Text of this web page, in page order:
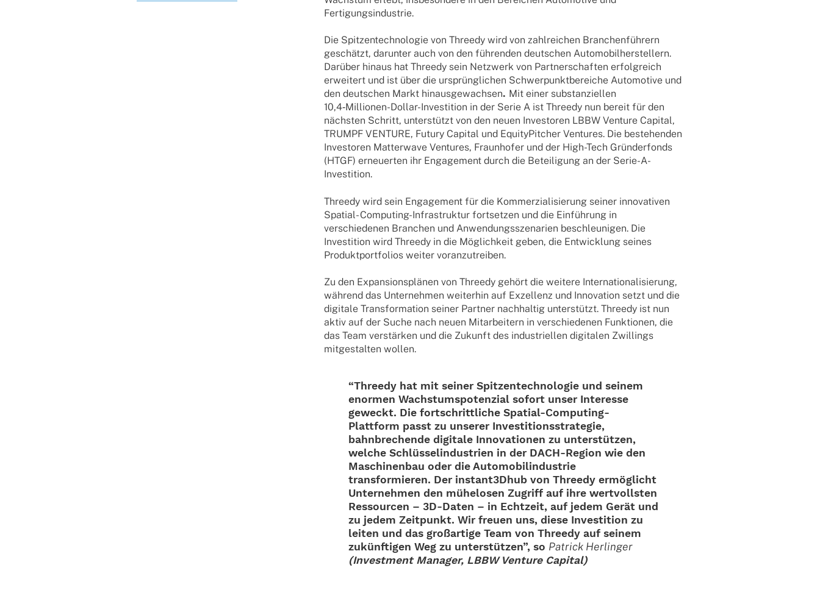
Fertigungsindustrie.
Die Spit­zen­tech­no­lo­gie von Threedy wird von zahl­rei­chen Bran­chen­füh­rern
geschätzt, darun­ter auch von den führen­den deut­schen Auto­mo­bil­her­stel­lern.
Darüber hinaus hat Threedy sein Netz­werk von Part­ner­schaf­ten erfolg­reich
erwei­tert und ist über die ursprüng­li­chen Schwer­punkt­be­rei­che Auto­mo­tive und
den deut­schen Markt hinaus­ge­wach­sen. Mit einer substan­zi­el­len
10,4‑Millionen-Dollar-Investition in der Serie A ist Threedy nun bereit für den
nächs­ten Schritt, unter­stützt von den neuen Inves­to­ren LBBW Venture Capi­tal,
TRUMPF VENTURE, Futury Capi­tal und Equi­ty­Pit­cher Ventures. Die bestehen­den
Inves­to­ren Matter­wave Ventures, Fraun­ho­fer und der High-Tech Grün­der­fonds
(HTGF) erneu­er­ten ihr Enga­ge­ment durch die Betei­li­gung an der Serie-A-
Investition.
Threedy wird sein Enga­ge­ment für die Kommer­zia­li­sie­rung seiner inno­va­ti­ven
Spatial- Compu­­ting-Infra­­struk­­tur fort­set­zen und die Einfüh­rung in
verschie­de­nen Bran­chen und Anwen­dungs­sze­na­rien beschleu­ni­gen. Die
Inves­ti­tion wird Threedy in die Möglich­keit geben, die Entwick­lung seines
Produkt­port­fo­lios weiter voranzutreiben.
Zu den Expan­si­ons­plä­nen von Threedy gehört die weitere Inter­na­tio­na­li­sie­rung,
während das Unter­neh­men weiter­hin auf Exzel­lenz und Inno­va­tion setzt und die
digi­tale Trans­for­ma­tion seiner Part­ner nach­hal­tig unter­stützt. Threedy ist nun
aktiv auf der Suche nach neuen Mitar­bei­tern in verschie­de­nen Funk­tio­nen, die
das Team verstär­ken und die Zukunft des indus­tri­el­len digi­ta­len Zwil­lings
mitge­stal­ten wollen.
“Threedy hat mit seiner Spit­zen­tech­no­lo­gie und seinem
enor­men Wachs­tums­po­ten­zial sofort unser Inter­esse
geweckt. Die fort­schritt­li­che Spatial-Compu­­ting-
Plat­t­­form passt zu unse­rer Inves­ti­ti­ons­stra­te­gie,
bahn­bre­chende digi­tale Inno­va­tio­nen zu unter­stüt­zen,
welche Schlüs­sel­in­dus­trien in der DACH-Region wie den
Maschi­nen­bau oder die Auto­mo­bil­in­dus­trie
trans­for­mie­ren. Der instant3Dhub von Threedy ermög­licht
Unter­neh­men den mühe­lo­sen Zugriff auf ihre wert­volls­ten
Ressour­cen – 3D-Daten – in Echt­zeit, auf jedem Gerät und
zu jedem Zeit­punkt. Wir freuen uns, diese Inves­ti­tion zu
leiten und das groß­ar­tige Team von Threedy auf seinem
zukünf­ti­gen Weg zu unter­stüt­zen”, so Patrick Herlin­ger
(Invest­ment Mana­ger, LBBW Venture Capital)